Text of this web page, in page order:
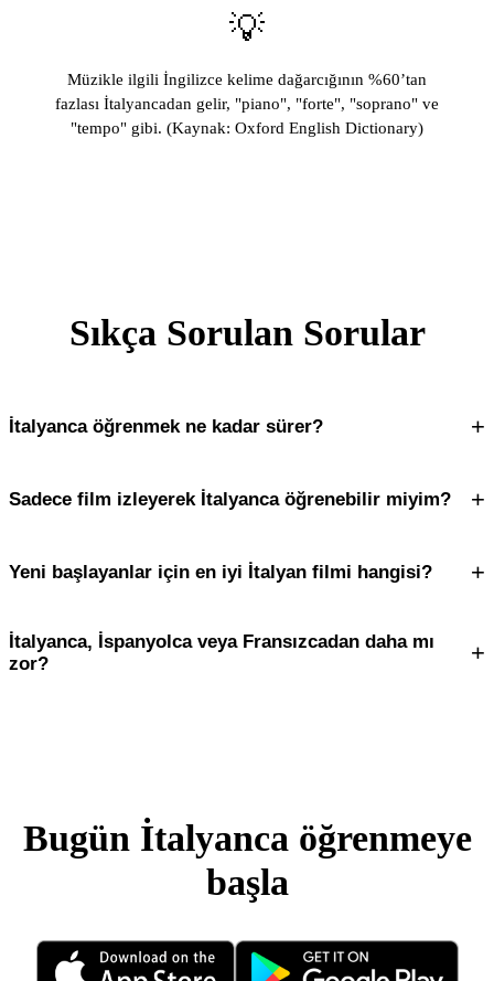
💡
Müzikle ilgili İngilizce kelime dağarcığının %60’tan
fazlası İtalyancadan gelir, "piano", "forte", "soprano" ve
"tempo" gibi. (Kaynak: Oxford English Dictionary)
Sıkça Sorulan Sorular
İtalyanca öğrenmek ne kadar sürer? +
Sadece film izleyerek İtalyanca öğrenebilir miyim? +
Yeni başlayanlar için en iyi İtalyan filmi hangisi? +
İtalyanca, İspanyolca veya Fransızcadan daha mı
zor?
+
Bugün İtalyanca öğrenmeye
başla